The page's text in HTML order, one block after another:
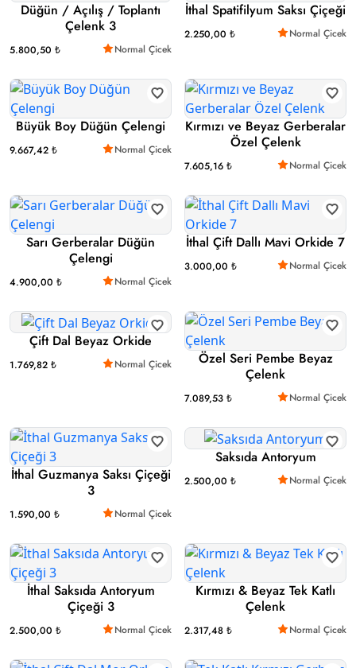
Düğün / Açılış / Toplantı
Çelenk 3
5.800,50 ₺ Normal Çicek
İthal Spatifilyum Saksı Çiçeği
2.250,00 ₺ Normal Çicek
Büyük Boy Düğün Çelengi
9.667,42 ₺ Normal Çicek
Kırmızı ve Beyaz Gerberalar
Özel Çelenk
7.605,16 ₺ Normal Çicek
Sarı Gerberalar Düğün
Çelengi
4.900,00 ₺ Normal Çicek
İthal Çift Dallı Mavi Orkide 7
3.000,00 ₺ Normal Çicek
Çift Dal Beyaz Orkide
1.769,82 ₺ Normal Çicek
Özel Seri Pembe Beyaz
Çelenk
7.089,53 ₺ Normal Çicek
İthal Guzmanya Saksı Çiçeği
3
1.590,00 ₺ Normal Çicek
Saksıda Antoryum
2.500,00 ₺ Normal Çicek
İthal Saksıda Antoryum
Çiçeği 3
2.500,00 ₺ Normal Çicek
Kırmızı & Beyaz Tek Katlı
Çelenk
2.317,48 ₺ Normal Çicek